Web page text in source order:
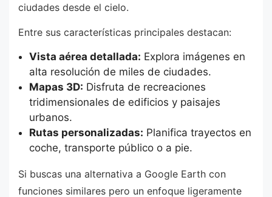
ciudades desde el cielo.
Entre sus características principales destacan:
Vista aérea detallada: Explora imágenes en
alta resolución de miles de ciudades.
Mapas 3D: Disfruta de recreaciones
tridimensionales de edificios y paisajes
urbanos.
Rutas personalizadas: Planifica trayectos en
coche, transporte público o a pie.
Si buscas una alternativa a Google Earth con
funciones similares pero un enfoque ligeramente